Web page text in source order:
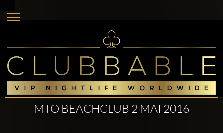
MTO BEACHCLUB 2 MAI 2016